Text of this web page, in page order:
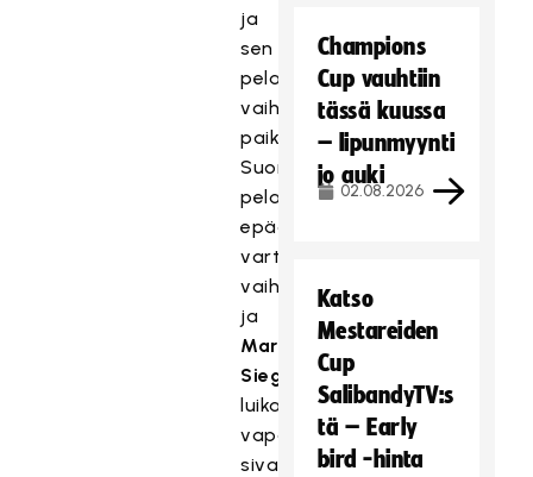
ja
sen
pelaajien
vaihtaessa
paikkoja
Suomen
pelaajat
epäonnistuivat
vartioitavien
vaihtamisessa,
ja
Marla
Siegenthaler
luikahti
vapaaksi
sivaltamaan
Champions
Cup vauhtiin
tässä kuussa
– lipunmyynti
jo auki
02.08.2026
Katso
Mestareiden
Cup
SalibandyTV:s
tä – Early
bird -hinta